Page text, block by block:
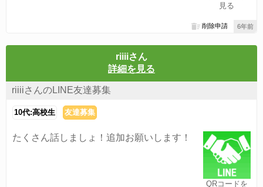
見る
6年前
削除申請
riiiiさん
詳細を見る
riiiiさんのLINE友達募集
10代:高校生 友達募集
QRコードを
たくさん話しましょ！追加お願いします！